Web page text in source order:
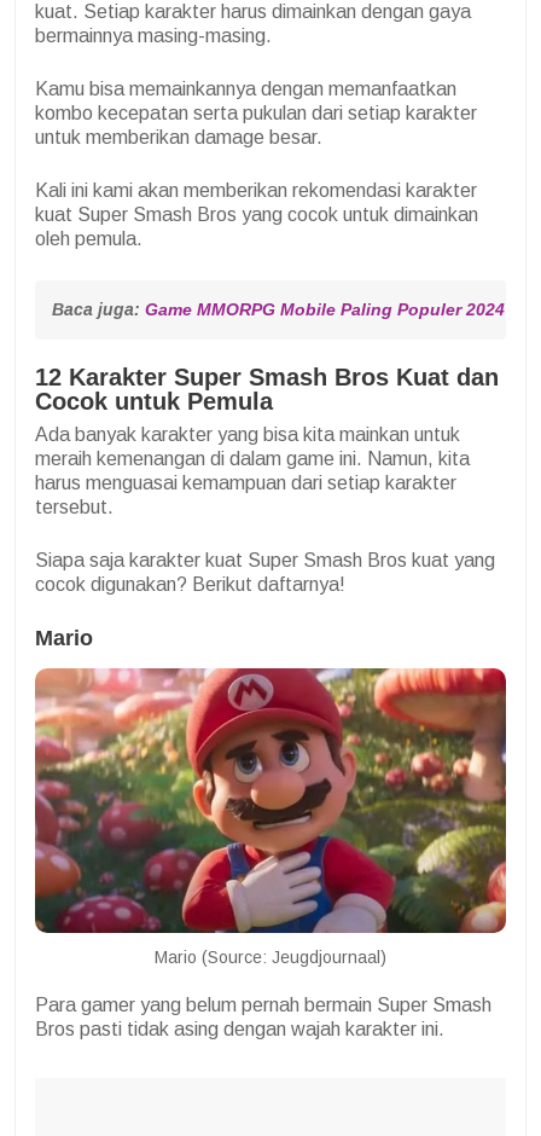
kuat. Setiap karakter harus dimainkan dengan gaya
bermainnya masing-masing.
Kamu bisa memainkannya dengan memanfaatkan
kombo kecepatan serta pukulan dari setiap karakter
untuk memberikan damage besar.
Kali ini kami akan memberikan rekomendasi karakter
kuat Super Smash Bros yang cocok untuk dimainkan
oleh pemula.
Baca juga: Game MMORPG Mobile Paling Populer 2024
12 Karakter Super Smash Bros Kuat dan
Cocok untuk Pemula
Ada banyak karakter yang bisa kita mainkan untuk
meraih kemenangan di dalam game ini. Namun, kita
harus menguasai kemampuan dari setiap karakter
tersebut.
Siapa saja karakter kuat Super Smash Bros kuat yang
cocok digunakan? Berikut daftarnya!
Mario
Mario (Source: Jeugdjournaal)
Para gamer yang belum pernah bermain Super Smash
Bros pasti tidak asing dengan wajah karakter ini.